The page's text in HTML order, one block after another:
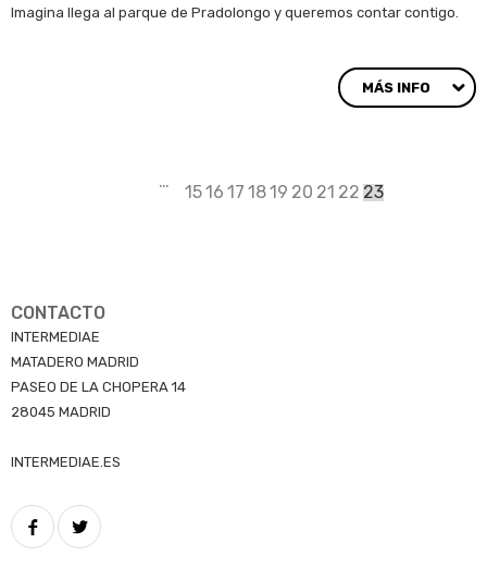
MÁS INFO
Imagina llega al parque de Pradolongo y queremos contar contigo.
…
Page
15Page
16 Page
17 Page
18Page
19 Page
20 Page
21 Page
22 Página
23
CONTACTO
INTERMEDIAE
MATADERO MADRID
PASEO DE LA CHOPERA 14
28045 MADRID
INTERMEDIAE.ES